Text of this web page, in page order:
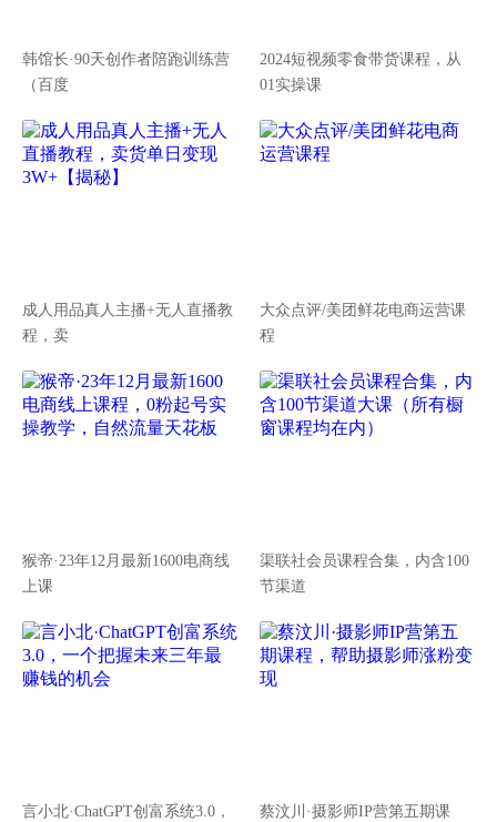
韩馆长·90天创作者陪跑训练营
（百度
2024短视频零食带货课程，从
01实操课
成人用品真人主播+无人直播教
程，卖
大众点评/美团鲜花电商运营课
程
猴帝·23年12月最新1600电商线
上课
渠联社会员课程合集，内含100
节渠道
言小北·ChatGPT创富系统3.0，
蔡汶川·摄影师IP营第五期课